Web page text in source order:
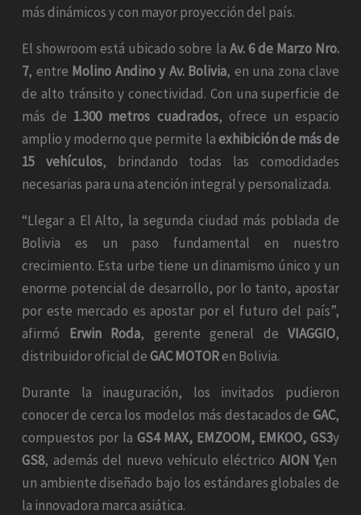
más dinámicos y con mayor proyección del país.
El showroom está ubicado sobre la Av. 6 de Marzo Nro.
7, entre Molino Andino y Av. Bolivia, en una zona clave
de alto tránsito y conectividad. Con una superficie de
más de 1.300 metros cuadrados, ofrece un espacio
amplio y moderno que permite laexhibición de más de
15 vehículos, brindando todas las comodidades
necesarias para una atención integral y personalizada.
“Llegar a El Alto, la segunda ciudad más poblada de
Bolivia es un paso fundamental en nuestro
crecimiento. Esta urbe tiene un dinamismo único y un
enorme potencial de desarrollo, por lo tanto, apostar
por este mercado es apostar por el futuro del país”,
afirmó Erwin Roda, gerente general de VIAGGIO,
distribuidor oficial deGAC MOTORen Bolivia.
Durante la inauguración, los invitados pudieron
conocer de cerca los modelos más destacados de GAC,
compuestos por la GS4 MAX, EMZOOM, EMKOO, GS3y
GS8, además del nuevo vehículo eléctrico AION Y,en
un ambiente diseñado bajo los estándares globales de
la innovadora marca asiática.